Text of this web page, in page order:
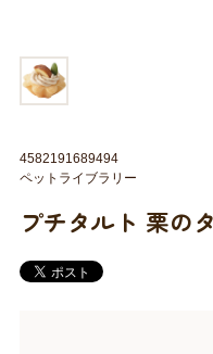
プチタルト 栗の
4582191689494
ペットライブラリー